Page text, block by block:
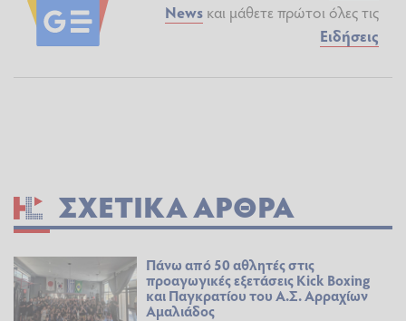
News και μάθετε πρώτοι όλες τις
Ειδήσεις
ΣΧΕΤΙΚΆ ΆΡΘΡΑ
Πάνω από 50 αθλητές στις
προαγωγικές εξετάσεις Kick Boxing
και Παγκρατίου του Α.Σ. Αρραχίων
Αμαλιάδος